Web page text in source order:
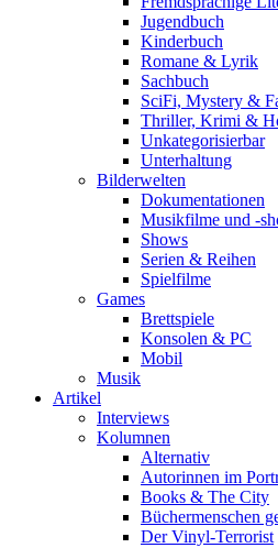
Jugendbuch
Kinderbuch
Romane & Lyrik
Sachbuch
SciFi, Mystery &
Thriller, Krimi &
Unkategorisierbar
Unterhaltung
Bilderwelten
Dokumentationen
Musikfilme und -
Shows
Serien & Reihen
Spielfilme
Games
Brettspiele
Konsolen & PC
Mobil
Musik
Artikel
Interviews
Kolumnen
Alternativ
Autorinnen im
Books & The City
Büchermenschen
Der Vinyl-Terrorist